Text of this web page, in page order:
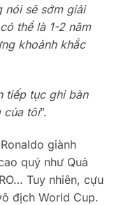
nói sẽ sớm giải
thể là 1-2 năm
khoảnh khắc
tiếp tục ghi bàn
của tôi”.
giành
quý như Quả
Tuy nhiên, cựu
địch World Cup.